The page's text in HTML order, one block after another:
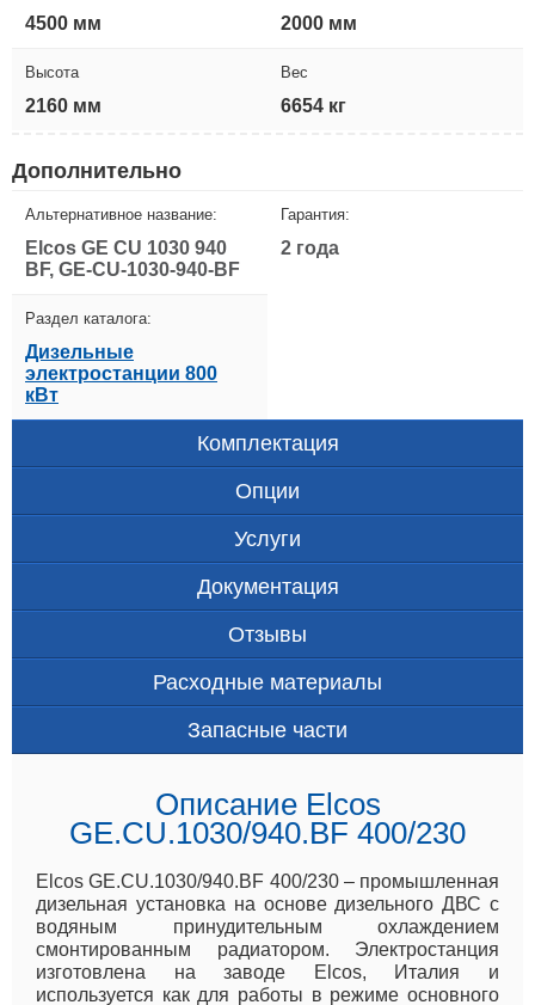
4500 мм 2000 мм
Высота
2160 мм
Вес
6654 кг
Дополнительно
Альтернативное название:
Elcos GE CU 1030 940
BF, GE-CU-1030-940-BF
Гарантия:
2 года
Раздел каталога:
Дизельные
электростанции 800
кВт
Комплектация
Опции
Услуги
Документация
Отзывы
Расходные материалы
Запасные части
Описание Elcos
GE.CU.1030/940.BF 400/230
Elcos GE.CU.1030/940.BF 400/230 – промышленная
дизельная установка на основе дизельного ДВС с
водяным принудительным охлаждением
смонтированным радиатором. Электростанция
изготовлена на заводе Elcos, Италия и
используется как для работы в режиме основного